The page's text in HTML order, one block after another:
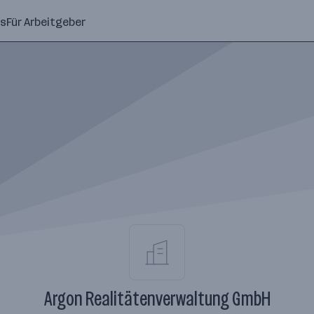
Für Arbeitgeber
Argon Realitätenverwaltung GmbH